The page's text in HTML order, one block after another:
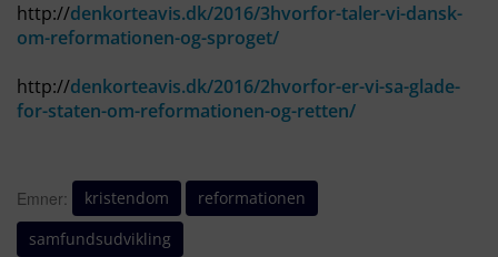
http://denkorteavis.dk/2016/3hvorfor-taler-vi-dansk-
om-reformationen-og-sproget/
http://denkorteavis.dk/2016/2hvorfor-er-vi-sa-glade-
for-staten-om-reformationen-og-retten/
Emner: kristendom
reformationen
samfundsudvikling